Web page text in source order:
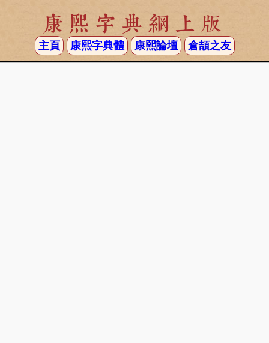
康熙字典網上版
主頁 康熙字典體 康熙論壇 倉頡之友